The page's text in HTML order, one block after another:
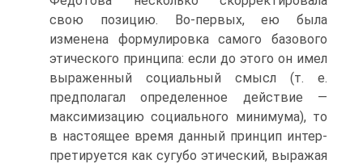
свою позицию. Во-первых, ею была
изменена формулировка самого базового
этического принципа: если до этого он имел
выраженный социальный смысл (т. е.
предполагал определенное действие —
максимизацию социального минимума), то
в настоящее время данный принцип интер-
претируется как сугубо этический, выражая